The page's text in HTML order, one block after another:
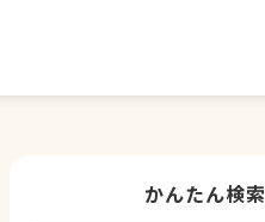
かんたん検索